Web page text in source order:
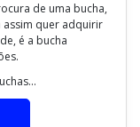
de uma bucha,
assim quer adquirir
é a bucha